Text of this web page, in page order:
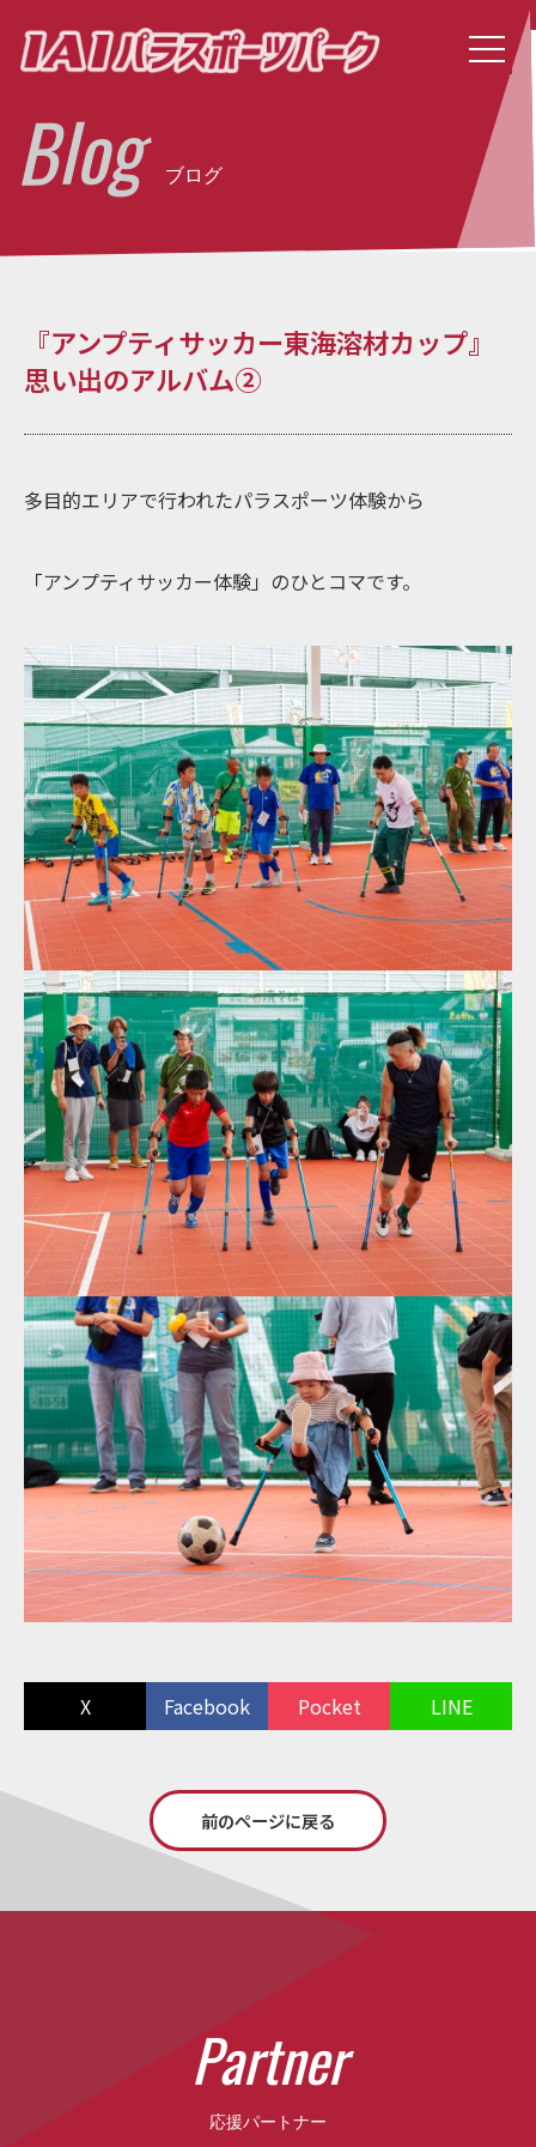
Blog ブログ
『アンプティサッカー東海溶材カップ』
思い出のアルバム②
多目的エリアで行われたパラスポーツ体験から
「アンプティサッカー体験」のひとコマです。
X Facebook Pocket LINE
前のページに戻る
Partner
応援パートナー